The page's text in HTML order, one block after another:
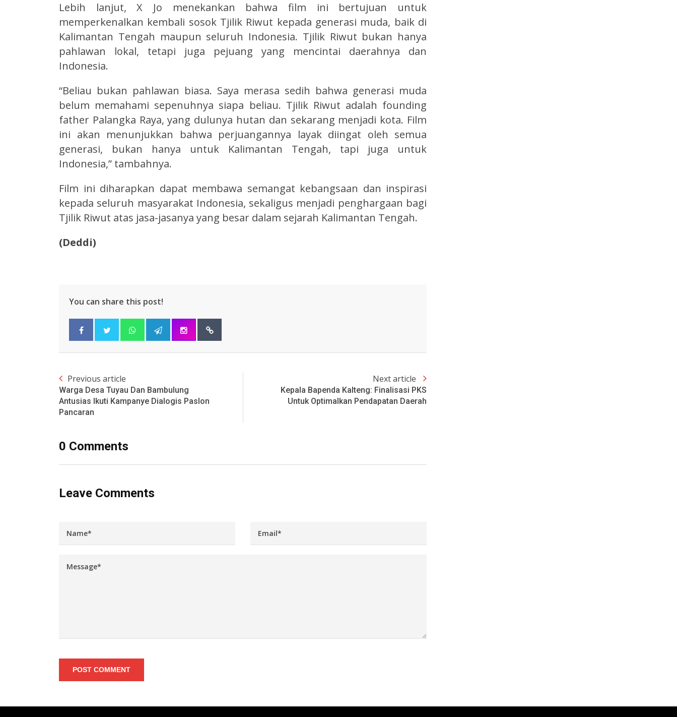
Lebih lanjut, X Jo menekankan bahwa film ini bertujuan untuk
memperkenalkan kembali sosok Tjilik Riwut kepada generasi muda, baik di
Kalimantan Tengah maupun seluruh Indonesia. Tjilik Riwut bukan hanya
pahlawan lokal, tetapi juga pejuang yang mencintai daerahnya dan
Indonesia.
“Beliau bukan pahlawan biasa. Saya merasa sedih bahwa generasi muda
belum memahami sepenuhnya siapa beliau. Tjilik Riwut adalah founding
father Palangka Raya, yang dulunya hutan dan sekarang menjadi kota. Film
ini akan menunjukkan bahwa perjuangannya layak diingat oleh semua
generasi, bukan hanya untuk Kalimantan Tengah, tapi juga untuk
Indonesia,” tambahnya.
Film ini diharapkan dapat membawa semangat kebangsaan dan inspirasi
kepada seluruh masyarakat Indonesia, sekaligus menjadi penghargaan bagi
Tjilik Riwut atas jasa-jasanya yang besar dalam sejarah Kalimantan Tengah.
(Deddi)
You can share this post!
Previous article
Warga Desa Tuyau Dan Bambulung
Antusias Ikuti Kampanye Dialogis Paslon
Pancaran
Next article
Kepala Bapenda Kalteng: Finalisasi PKS
Untuk Optimalkan Pendapatan Daerah
0 Comments
Leave Comments
POST COMMENT